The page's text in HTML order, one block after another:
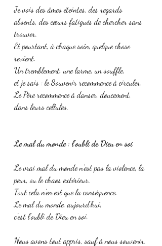
Je vois des âmes éteintes, des regards
absents, des cœurs fatigués de chercher sans
trouver.
Et pourtant, à chaque soin, quelque chose
revient.
Un tremblement, une larme, un souffle,
et je sais : le Souvenir recommence à circuler.
Le Père recommence à danser, doucement,
dans leurs cellules.
Le mal du monde : l’oubli de Dieu en soi
Le vrai mal du monde n’est pas la violence, la
peur, ou le chaos extérieur.
Tout cela n’en est que la conséquence.
Le mal du monde, aujourd’hui,
c’est l’oubli de Dieu en soi.
Nous avons tout appris, sauf à nous souvenir.